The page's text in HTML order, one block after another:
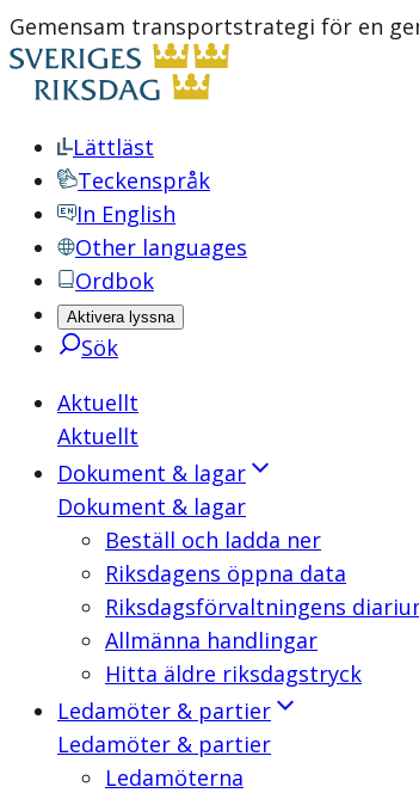
Gemensam transportstrategi för en
Lättläst
Teckenspråk
In English
Other languages
Ordbok
Aktivera lyssna
Sök
Aktuellt
Aktuellt
Dokument & lagar
Dokument & lagar
Beställ och ladda ner
Riksdagens öppna data
Riksdagsförvaltningens
Allmänna handlingar
Hitta äldre riksdagstryck
Ledamöter & partier
Ledamöter & partier
Ledamöterna